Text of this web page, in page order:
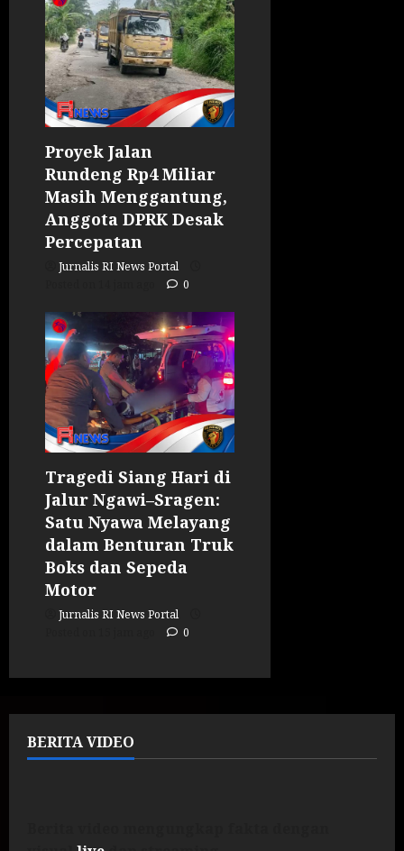
Proyek Jalan
Rundeng Rp4 Miliar
Masih Menggantung,
Anggota DPRK Desak
Percepatan
Jurnalis RI News Portal
0
Tragedi Siang Hari di
Jalur Ngawi–Sragen:
Satu Nyawa Melayang
dalam Benturan Truk
Boks dan Sepeda
Motor
Jurnalis RI News Portal
0
BERITA VIDEO